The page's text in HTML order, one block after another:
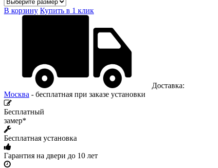
В корзину Купить в 1 клик
Доставка:
Москва - бесплатная при заказе установки
Бесплатный
замер*
Бесплатная установка
Гарантия на двери до 10 лет